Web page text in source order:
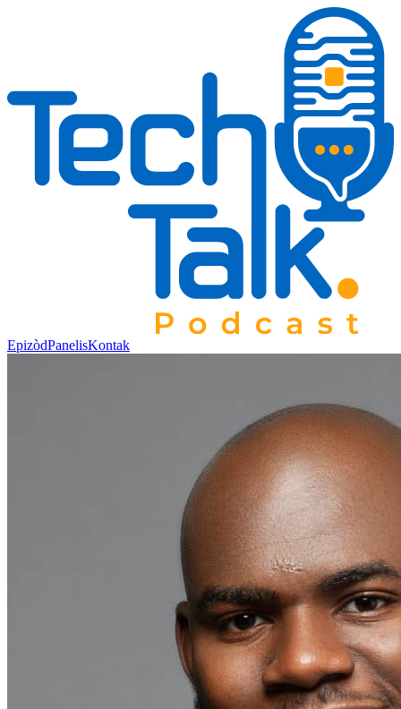
EpizòdPanelisKontak